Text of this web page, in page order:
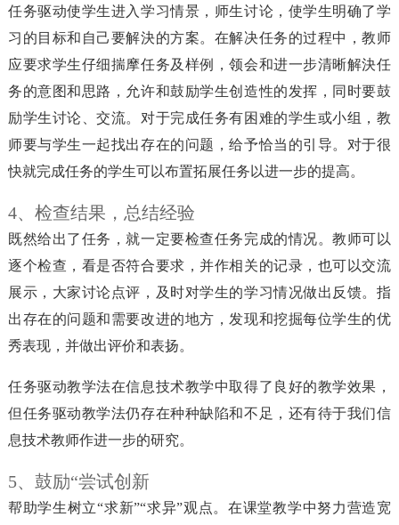
任务驱动使学生进入学习情景，师生讨论，使学生明确了学
习的目标和自己要解決的方案。在解决任务的过程中，教师
应要求学生仔细揣摩任务及样例，领会和进一步清晰解決任
务的意图和思路，允许和鼓励学生创造性的发挥，同时要鼓
励学生讨论、交流。对于完成任务有困难的学生或小组，教
师要与学生一起找出存在的问题，给予恰当的引导。对于很
快就完成任务的学生可以布置拓展任务以进一步的提高。
4、检查结果，总结经验
既然给出了任务，就一定要检查任务完成的情况。教师可以
逐个检查，看是否符合要求，并作相关的记录，也可以交流
展示，大家讨论点评，及时对学生的学习情况做出反馈。指
出存在的问题和需要改进的地方，发现和挖掘每位学生的优
秀表现，并做出评价和表扬。
任务驱动教学法在信息技术教学中取得了良好的教学效果，
但任务驱动教学法仍存在种种缺陷和不足，还有待于我们信
息技术教师作进一步的研究。
5、鼓励“尝试创新
帮助学生树立“求新”“求异”观点。在课堂教学中努力营造宽